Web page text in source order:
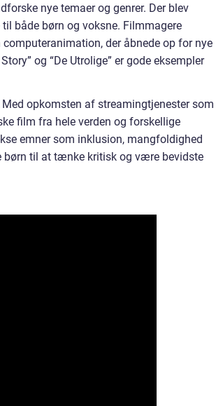
nye temaer og genrer. Der blev
både børn og voksne. Filmmagere
der åbnede op for nye
og “De Utrolige” er gode eksempler
opkomsten af streamingtjenester som
film fra hele verden og forskellige
emner som inklusion, mangfoldighed
til at tænke kritisk og være bevidste